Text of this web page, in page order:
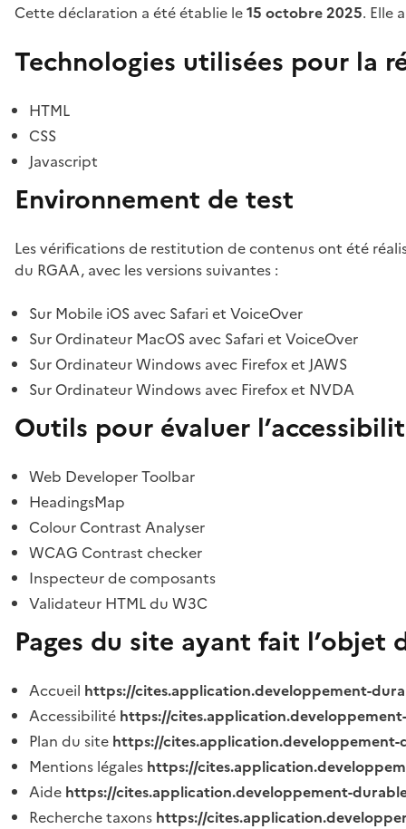
Cette déclaration a été établie le15 octobre 2025. Elle
Technologies utilisées pour la
HTML
CSS
Javascript
Environnement de test
Les vérifications de restitution de contenus ont été
du RGAA, avec les versions suivantes :
Sur Mobile iOS avec Safari et VoiceOver
Sur Ordinateur MacOS avec Safari et VoiceOver
Sur Ordinateur Windows avec Firefox et JAWS
Sur Ordinateur Windows avec Firefox et NVDA
Outils pour évaluer
Web Developer Toolbar
HeadingsMap
Colour Contrast Analyser
WCAG Contrast checker
Inspecteur de composants
Validateur HTML du W3C
Pages du site ayant fait
Accueil https://cites.application.developpement-
Accessibilité https://
Plan du site https://
Mentions légales https://
Aide https://cites.application.developpement-
Recherche taxons https://